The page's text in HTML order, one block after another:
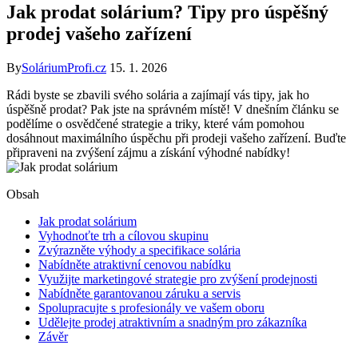
Jak prodat solárium? Tipy pro úspěšný
prodej vašeho zařízení
BySoláriumProfi.cz 15. 1. 2026
Rádi byste se zbavili svého solária a zajímají vás tipy, jak ho
úspěšně prodat? Pak jste na správném místě! V dnešním článku se
podělíme o osvědčené strategie a triky, které vám pomohou
dosáhnout maximálního úspěchu při prodeji vašeho zařízení. Buďte
připraveni na zvýšení zájmu a získání výhodné nabídky!
Obsah
Jak prodat solárium
Vyhodnoťte trh a cílovou skupinu
Zvýrazněte výhody a specifikace solária
Nabídněte atraktivní cenovou nabídku
Využijte marketingové strategie pro zvýšení prodejnosti
Nabídněte garantovanou záruku a servis
Spolupracujte s profesionály ve vašem oboru
Udělejte prodej atraktivním a snadným pro zákazníka
Závěr